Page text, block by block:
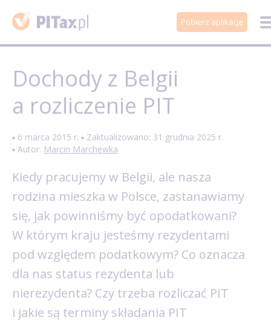
Pobierz aplikację
Dochody z Belgii
a rozliczenie PIT
▪ 6 marca 2015 r. ▪ Zaktualizowano: 31 grudnia 2025 r.
▪ Autor: Marcin Marchewka
Kiedy pracujemy w Belgii, ale nasza
rodzina mieszka w Polsce, zastanawiamy
się, jak powinniśmy być opodatkowani?
W którym kraju jesteśmy rezydentami
pod względem podatkowym? Co oznacza
dla nas status rezydenta lub
nierezydenta? Czy trzeba rozliczać PIT
i jakie są terminy składania PIT